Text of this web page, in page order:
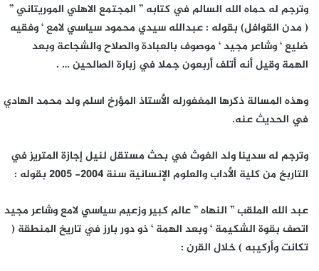
وترجم له حماه الله السالم في كتابه ” المجتمع الاهلي الموريتاني ”
( مدن القوافل) بقوله : عبدالله سيدي محمود سياسي لامع ‘ وفقيه
ضليع ‘ وشاعر مجيد ‘ موصوف بالعبادة والصلاح والشجاعة وبعد
الهمة وقيل أنه أتلف أربعون جملا في زبارة الصالحين … .
وهذه المسالة ذكرها المغفورله الأستاذ المؤرخ اسلم ولد محمد الهادي
في الحديث عنه.
وترجم له سدينا ولد الغوث في بحث مستقل لنيل إجازة المتريز في
التاربخ من كلية الأداب والعلوم الإنسانية سنة 2004- 2005 بقوله :
عبد الله الملقب ” النهاه ” عالم كبير وزعيم سياسي لامع وشاعر مجيد
اتصف بقوة الشكيمة ‘ وبعد الهمة ‘ ذو دور بارز في تاريخ المنطقة (
تكانت وأركيبه ) خلال القرن :